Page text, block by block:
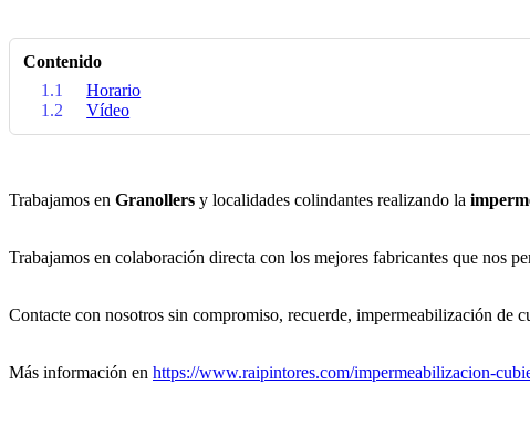
Contenido
1.1
Horario
1.2
Vídeo
Trabajamos en Granollers y localidades colindantes realizando la
Trabajamos en colaboración directa con los mejores fabricantes que nos
Contacte con nosotros sin compromiso, recuerde, impermeabilización de
Más información en https://www.raipintores.com/impermeabilizacion-